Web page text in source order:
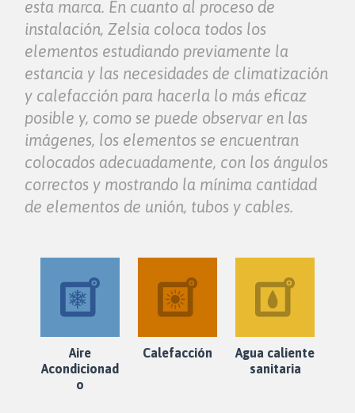
esta marca. En cuanto al proceso de
instalación, Zelsia coloca todos los
elementos estudiando previamente la
estancia y las necesidades de climatización
y calefacción para hacerla lo más eficaz
posible y, como se puede observar en las
imágenes, los elementos se encuentran
colocados adecuadamente, con los ángulos
correctos y mostrando la mínima cantidad
de elementos de unión, tubos y cables.
Aire
Acondicionad
o
Calefacción
Agua caliente
sanitaria